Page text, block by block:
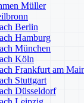
Müller
Berlin
Hamburg
München
Köln
Frankfurt am
Stuttgart
Düsseldorf